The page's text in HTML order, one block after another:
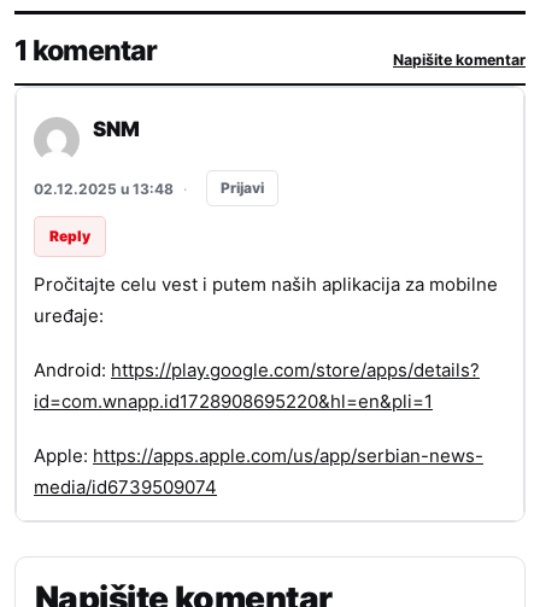
1 komentar Napišite komentar
SNM
02.12.2025 u 13:48 · Prijavi
Reply
Pročitajte celu vest i putem naših aplikacija za mobilne
uređaje:
Android: https://play.google.com/store/apps/details?
id=com.wnapp.id1728908695220&hl=en&pli=1
Apple: https://apps.apple.com/us/app/serbian-news-
media/id6739509074
Napišite komentar